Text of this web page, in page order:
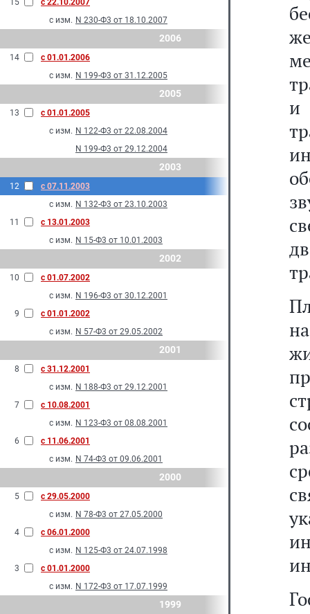
15
с 22.10.2007
с изм. N 230-Ф3 от 18.10.2007
2006
14
с 01.01.2006
с изм. N 199-Ф3 от 31.12.2005
2005
13
с 01.01.2005
с изм. N 122-Ф3 от 22.08.2004
N 199-Ф3 от 29.12.2004
2003
12
с 07.11.2003
с изм. N 132-Ф3 от 23.10.2003
11
с 13.01.2003
с изм. N 15-Ф3 от 10.01.2003
2002
10
с 01.07.2002
с изм. N 196-Ф3 от 30.12.2001
9
с 01.01.2002
с изм. N 57-Ф3 от 29.05.2002
2001
8
с 31.12.2001
с изм. N 188-Ф3 от 29.12.2001
7
с 10.08.2001
с изм. N 123-Ф3 от 08.08.2001
6
с 11.06.2001
с изм. N 74-Ф3 от 09.06.2001
2000
5
с 29.05.2000
с изм. N 78-Ф3 от 27.05.2000
4
с 06.01.2000
с изм. N 125-Ф3 от 24.07.1998
3
с 01.01.2000
с изм. N 172-Ф3 от 17.07.1999
1999
и